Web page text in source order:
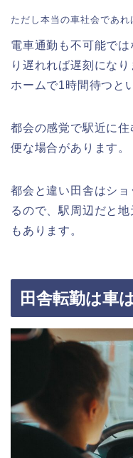
ただし本当の車社会であ
電車通勤も不可能で
り遅れれば遅刻にな
ホームで1時間待つと
都会の感覚で駅近に
便な場合があります。
都会と違い田舎はシ
るので、駅周辺だと
もあります。
田舎転勤は車